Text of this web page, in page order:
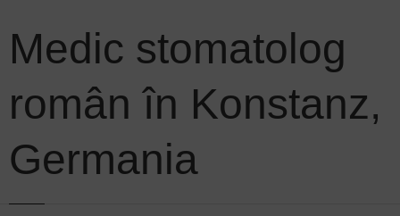
Medic stomatolog
român în Konstanz,
Germania